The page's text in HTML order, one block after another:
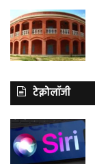
टेक्नोलॉजी